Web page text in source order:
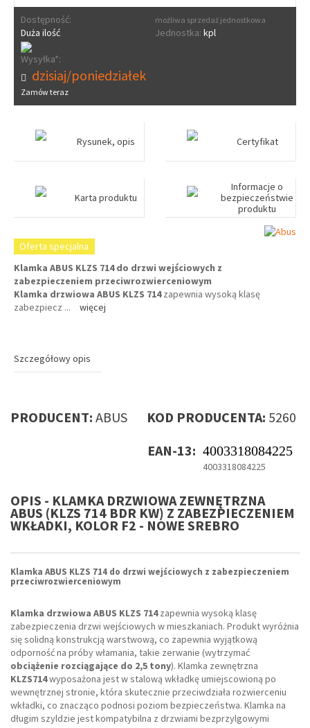
Dostępność:
Duża ilość
możliwa sprzedaż jednostkowa
Jednostka: kpl
Wysyłka*:
dzisiaj/poniedziałek
Zamów teraz
Rysunek, opis Certyfikat
Karta produktu
Informacje o
bezpieczeństwie
produktu
Oferta specjalna
Klamka ABUS KLZS 714do drzwi wejściowych z
zabezpieczeniem przeciwrozwierceniowym
Klamka drzwiowa ABUS KLZS 714zapewnia wysoką klasę
zabezpiecz ... więcej
Szczegółowy opis
PRODUCENT: ABUS KOD PRODUCENTA: 5260
EAN-13: 4003318084225
4003318084225
OPIS - KLAMKA DRZWIOWA ZEWNĘTRZNA
ABUS (KLZS 714 BDR KW) Z ZABEZPIECZENIEM
WKŁADKI, KOLOR F2 - NOWE SREBRO
Klamka ABUS KLZS 714 do drzwi wejściowych z zabezpieczeniem
przeciwrozwierceniowym
Klamka drzwiowa ABUS KLZS 714zapewnia wysoką klasę
zabezpieczenia drzwi wejściowych w mieszkaniach. Produkt wyróżnia
się solidną konstrukcją warstwową, co zapewnia wyjątkową
odporność na próby włamania, takie zerwanie (wytrzymać
obciążenie rozciągające do 2,5 tony). Klamka zewnętrzna
KLZS714wyposażona jest w stalową wkładkę umiejscowioną po
wewnętrznej stronie, która skutecznie przeciwdziała rozwierceniu
wkładki, co znacząco podnosi poziom bezpieczeństwa. Klamka na
długim szyldzie jest kompatybilna z drzwiami bezprzylgowymi